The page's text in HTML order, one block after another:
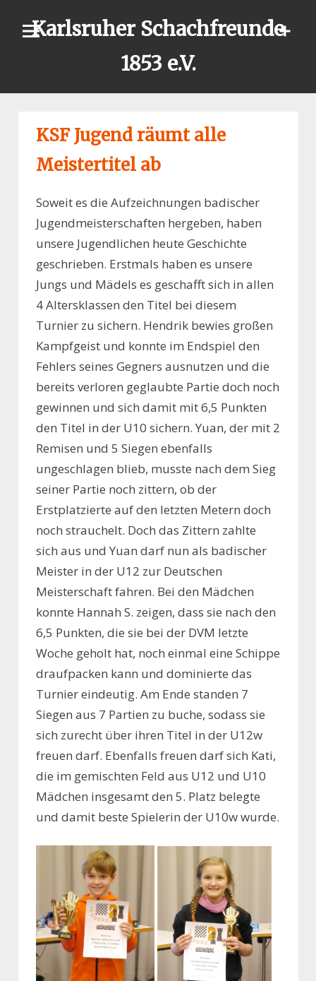
Karlsruher Schachfreunde
1853 e.V.
KSF Jugend räumt alle
Meistertitel ab
Soweit es die Aufzeichnungen badischer
Jugendmeisterschaften hergeben, haben
unsere Jugendlichen heute Geschichte
geschrieben. Erstmals haben es unsere
Jungs und Mädels es geschafft sich in allen
4 Altersklassen den Titel bei diesem
Turnier zu sichern. Hendrik bewies großen
Kampfgeist und konnte im Endspiel den
Fehlers seines Gegners ausnutzen und die
bereits verloren geglaubte Partie doch noch
gewinnen und sich damit mit 6,5 Punkten
den Titel in der U10 sichern. Yuan, der mit 2
Remisen und 5 Siegen ebenfalls
ungeschlagen blieb, musste nach dem Sieg
seiner Partie noch zittern, ob der
Erstplatzierte auf den letzten Metern doch
noch strauchelt. Doch das Zittern zahlte
sich aus und Yuan darf nun als badischer
Meister in der U12 zur Deutschen
Meisterschaft fahren. Bei den Mädchen
konnte Hannah S. zeigen, dass sie nach den
6,5 Punkten, die sie bei der DVM letzte
Woche geholt hat, noch einmal eine Schippe
draufpacken kann und dominierte das
Turnier eindeutig. Am Ende standen 7
Siegen aus 7 Partien zu buche, sodass sie
sich zurecht über ihren Titel in der U12w
freuen darf. Ebenfalls freuen darf sich Kati,
die im gemischten Feld aus U12 und U10
Mädchen insgesamt den 5. Platz belegte
und damit beste Spielerin der U10w wurde.